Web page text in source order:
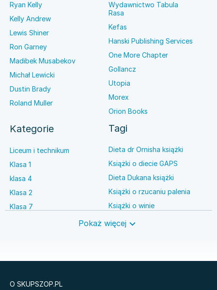
Ryan Kelly
Kelly Andrew
Lewis Shiner
Ron Garney
Madibek Musabekov
Michał Lewicki
Dustin Brady
Roland Muller
Wydawnictwo Tabula
Rasa
Kefas
Hanski Publishing Services
One More Chapter
Gollancz
Utopia
Morex
Orion Books
Kategorie
Liceum i technikum
Klasa 1
klasa 4
Klasa 2
Klasa 7
Tagi
Dieta dr Ornisha książki
Książki o diecie GAPS
Dieta Dukana książki
Książki o rzucaniu palenia
Książki o winie
Książki o anestezjologii
Pokaż więcej
O SKUPSZOP.PL